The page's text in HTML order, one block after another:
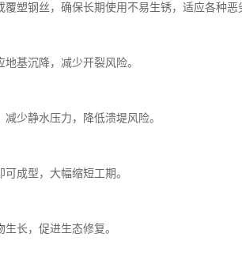
覆塑钢丝，确保长期使用不易生锈，适应各种恶
基沉降，减少开裂风险。
少静水压力，降低溃堤风险。
成型，大幅缩短工期。
长，促进生态修复。